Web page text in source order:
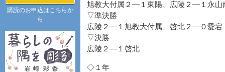
旭教大付属２―１東陽、広陵２―１永
▽準決勝
広陵２―１旭教大付属、啓北２―０愛宕
▽決勝
広陵２―１啓北
◇１年
購読のお申込はこちらか
ら